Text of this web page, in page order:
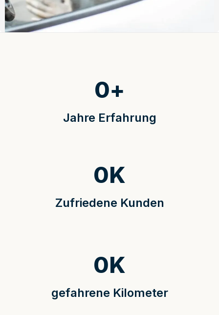
Jahre Erfahrung
0+
Zufriedene Kunden
0K
gefahrene Kilometer
0K